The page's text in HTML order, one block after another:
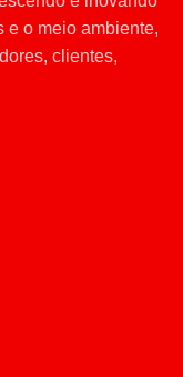
e o meio ambiente,
clientes,